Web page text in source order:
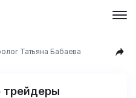
Татьяна Бабаева
трейдеры